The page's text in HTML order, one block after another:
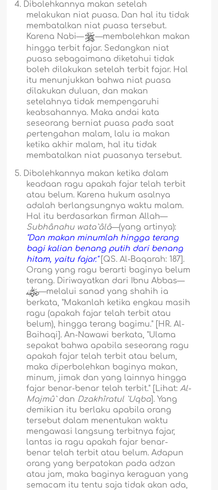
4. Dibolehkannya makan setelah
melakukan niat puasa. Dan hal itu tidak
membatalkan niat puasa tersebut.
Karena Nabi—
—membolehkan makan
hingga terbit fajar. Sedangkan niat
puasa sebagaimana diketahui tidak
boleh dilakukan setelah terbit fajar. Hal
itu menunjukkan bahwa niat puasa
dilakukan duluan, dan makan
setelahnya tidak mempengaruhi
keabsahannya. Maka andai kata
seseorang berniat puasa pada saat
pertengahan malam, lalu ia makan
ketika akhir malam, hal itu tidak
membatalkan niat puasanya tersebut.
5. Dibolehkannya makan ketika dalam
keadaan ragu apakah fajar telah terbit
atau belum. Karena hukum asalnya
adalah berlangsungnya waktu malam.
Hal itu berdasarkan firman Allah—
Subhânahu wata`âlâ—(yang artinya):
"Dan makan minumlah hingga terang
bagi kalian benang putih dari benang
hitam, yaitu fajar."[QS. Al-Baqarah: 187].
Orang yang ragu berarti baginya belum
terang. Diriwayatkan dari Ibnu Abbas—
—melalui sanad yang shahih ia
berkata, "Makanlah ketika engkau masih
ragu (apakah fajar telah terbit atau
belum), hingga terang bagimu." [HR. Al-
Baihaqi]. An-Nawawi berkata, "Ulama
sepakat bahwa apabila seseorang ragu
apakah fajar telah terbit atau belum,
maka diperbolehkan baginya makan,
minum, jimak dan yang lainnya hingga
fajar benar-benar telah terbit." [Lihat:Al-
Majmû`dan Dzakhîratul `Uqba ]. Yang
demikian itu berlaku apabila orang
tersebut dalam menentukan waktu
mengawasi langsung terbitnya fajar,
lantas ia ragu apakah fajar benar-
benar telah terbit atau belum. Adapun
orang yang berpatokan pada adzan
atau jam, maka baginya keraguan yang
semacam itu tentu saja tidak akan ada,